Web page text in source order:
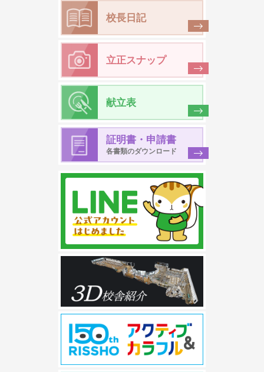
校長日記
立正スナップ
献立表
証明書・申請書
各書類のダウンロード